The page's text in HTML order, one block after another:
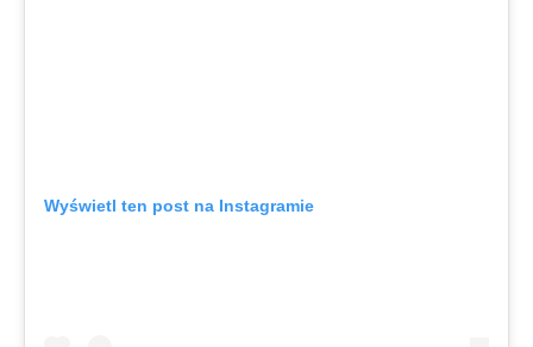
Wyświetl ten post na Instagramie